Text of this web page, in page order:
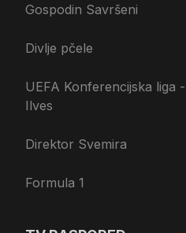
Gospodin Savršeni
Divlje pčele
UEFA Konferencijska liga
Ilves
Direktor Svemira
Formula 1